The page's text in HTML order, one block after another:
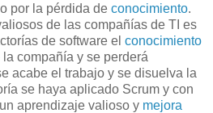
por la pérdida de conocimiento.
de las compañías de TI es
de software el conocimiento
compañía y se perderá
acabe el trabajo y se disuelva la
se haya aplicado Scrum y con
aprendizaje valioso y mejora